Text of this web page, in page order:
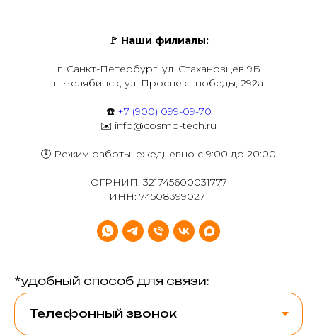
🚩 Наши филиалы:
г. Санкт-Петербург, ул. Стахановцев 9Б
г. Челябинск, ул. Проспект победы, 292а
☎️ +7 (900) 099-09-70
✉️ info@cosmo-tech.ru
🕓 Режим работы: ежедневно с 9:00 до 20:00
ОГРНИП: 321745600031777
ИНН: 745083990271
*удобный способ для связи: